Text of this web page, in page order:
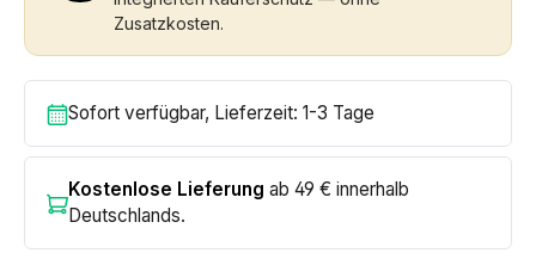
Zusatzkosten.
Sofort verfügbar, Lieferzeit: 1-3 Tage
Kostenlose Lieferung ab 49 € innerhalb
Deutschlands.